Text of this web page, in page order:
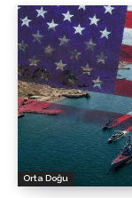
Orta Doğu